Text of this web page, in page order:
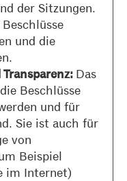
der Sitzungen.
und die
Das
Beschlüsse
und für
Sie ist auch für
von
Beispiel
im Internet)